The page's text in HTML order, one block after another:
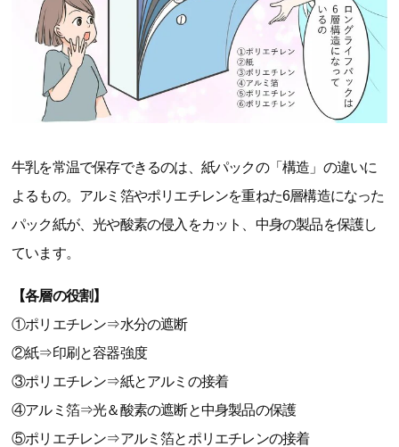
牛乳を常温で保存できるのは、紙パックの「構造」の違いに
よるもの。アルミ箔やポリエチレンを重ねた6層構造になった
パック紙が、光や酸素の侵入をカット、中身の製品を保護し
ています。
【各層の役割】
①ポリエチレン⇒水分の遮断
②紙⇒印刷と容器強度
③ポリエチレン⇒紙とアルミの接着
④アルミ箔⇒光＆酸素の遮断と中身製品の保護
⑤ポリエチレン⇒アルミ箔とポリエチレンの接着